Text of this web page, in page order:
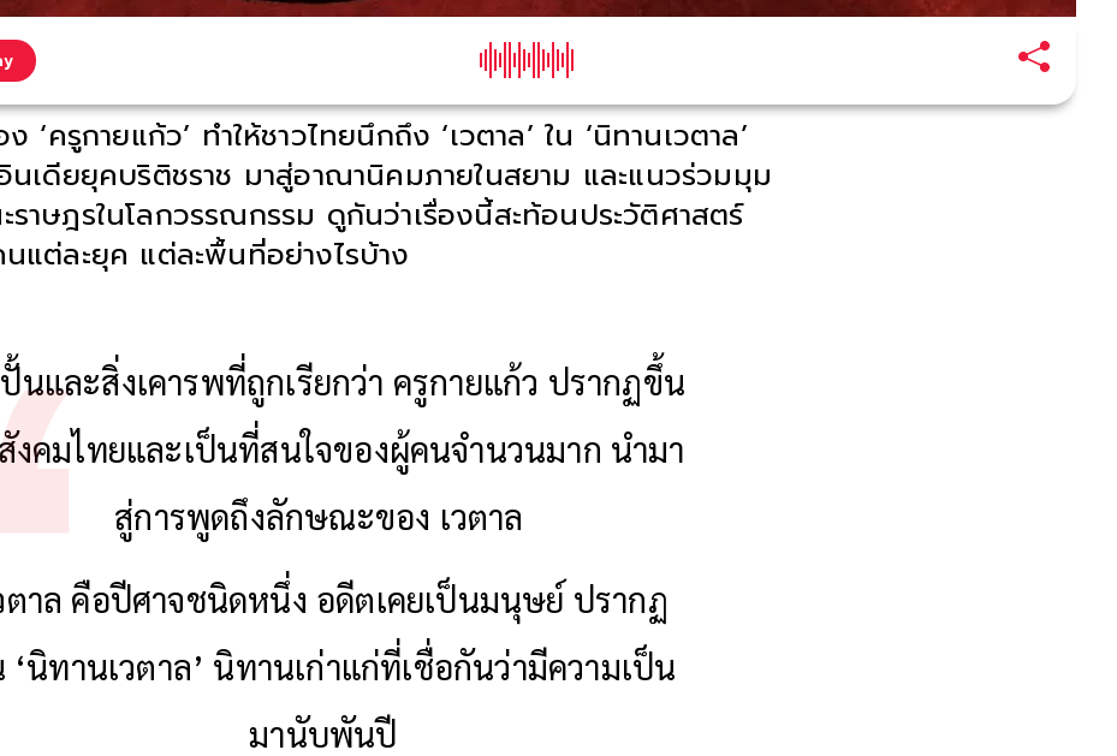
‘ครูกายแก้ว’ ทำให้ชาวไทยนึกถึง ‘เวตาล’ ใน ‘นิทานเวตาล’
นเดียยุคบริติชราช มาสู่อาณานิคมภายในสยาม และแนวร่วมมุม
าษฎรในโลกวรรณกรรม ดูกันว่าเรื่องนี้สะท้อนประวัติศาสตร์
แต่ละยุค แต่ละพื้นที่อย่างไรบ้าง
นและสิ่งเคารพที่ถูกเรียกว่า ครูกายแก้ว ปรากฏขึ้น
งคมไทยและเป็นที่สนใจของผู้คนจำนวนมาก นำมา
สู่การพูดถึงลักษณะของ เวตาล
ตาล คือปีศาจชนิดหนึ่ง อดีตเคยเป็นมนุษย์ ปรากฏ
‘นิทานเวตาล’ นิทานเก่าแก่ที่เชื่อกันว่ามีความเป็น
มานับพันปี